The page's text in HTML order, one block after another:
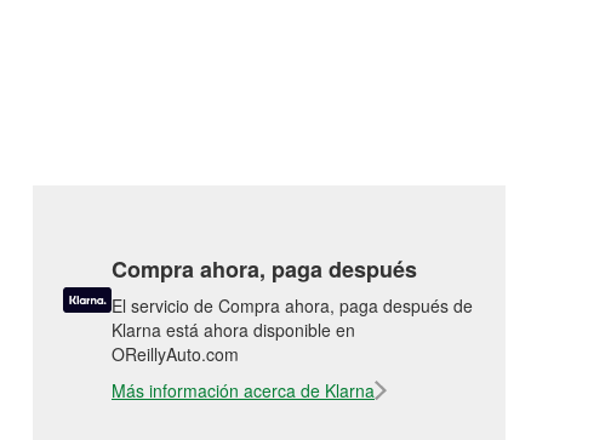
Compra ahora, paga después
El servicio de Compra ahora, paga después de
Klarna está ahora disponible en
OReillyAuto.com
Más información acerca de Klarna